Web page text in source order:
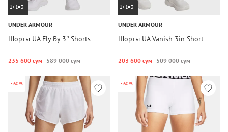
1+1=3
UNDER ARMOUR
Шорты UA Fly By 3'' Shorts
235 600 сум 589 000 сум
1+1=3
UNDER ARMOUR
Шорты UA Vanish 3in Short
203 600 сум 509 000 сум
-60% -60%